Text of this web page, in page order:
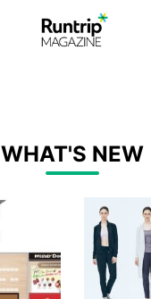
WHAT'S NEW